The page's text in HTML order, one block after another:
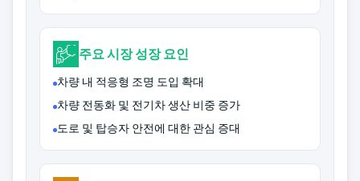
주요 시장 성장 요인
차량 내 적응형 조명 도입 확대
차량 전동화 및 전기차 생산 비중 증가
도로 및 탑승자 안전에 대한 관심 증대